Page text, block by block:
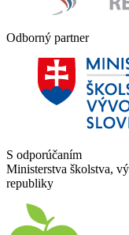
Odborný partner
S odporúčaním
Ministerstva školstva,
republiky